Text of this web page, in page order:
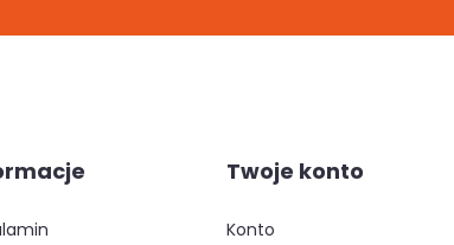
Twoje konto
konto